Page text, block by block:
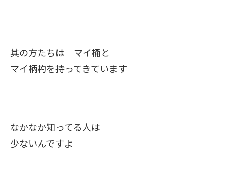
其の方たちは マイ桶と
マイ柄杓を持ってきています
なかなか知ってる人は
少ないんですよ